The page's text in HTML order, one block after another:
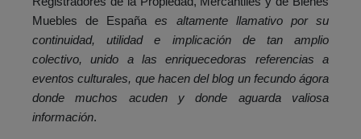
Muebles de Españaes altamente llamativo por su
continuidad, utilidad e implicación de tan amplio
colectivo, unido a las enriquecedoras referencias a
eventos culturales, que hacen del blog un fecundo ágora
donde muchos acuden y donde aguarda valiosa
información.